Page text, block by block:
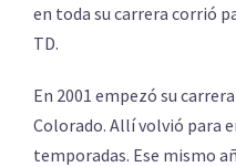
en toda su carrera corrió
TD.
En 2001 empezó su
Colorado. Allí volvió para
temporadas. Ese mismo